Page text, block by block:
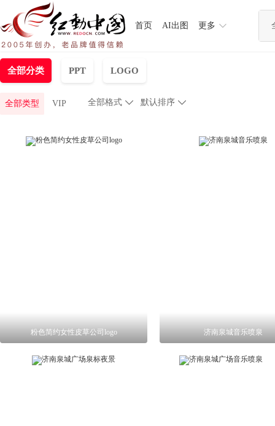
首页 AI出图 更多
全部分类 PPT LOGO
全部类型 VIP 
全部格式 默认排序 
粉色简约女性皮草公司logo 济南泉城音乐喷泉